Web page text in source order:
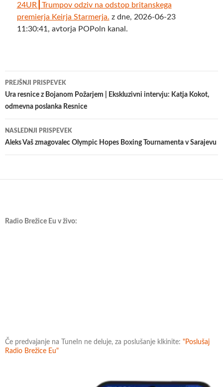
24UR┃Trumpov odziv na odstop britanskega
premierja Keirja Starmerja. z dne, 2026-06-23
11:30:41, avtorja POPoln kanal.
Krmarjenje
po
prispevkih
PREJŠNJI PRISPEVEK
Ura resnice z Bojanom Požarjem | Ekskluzivni intervju: Katja Kokot,
odmevna poslanka Resnice
NASLEDNJI PRISPEVEK
Aleks Vaš zmagovalec Olympic Hopes Boxing Tournamenta v Sarajevu
Radio Brežice Eu v živo:
Če predvajanje na TuneIn ne deluje, za poslušanje klkinite: "Poslušaj
Radio Brežice Eu"